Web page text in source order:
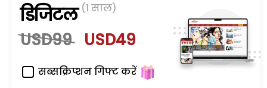
डिजिटल (1 साल)
USD99 USD49
सब्सक्रिप्शन गिफ्ट करें